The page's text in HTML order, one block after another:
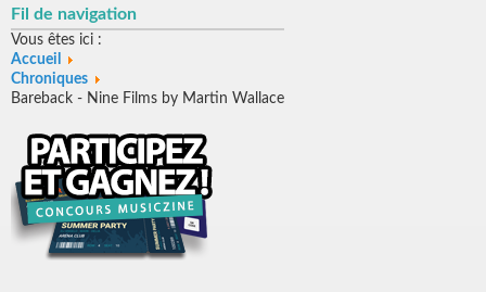
Fil de navigation
Vous êtes ici :
Accueil
Chroniques
Bareback - Nine Films by Martin Wallace